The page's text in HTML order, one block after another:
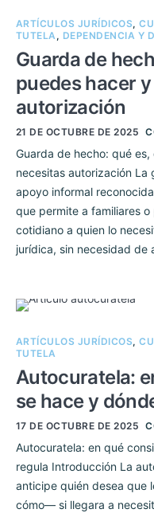
ARTÍCULOS JURÍDICOS,
TUTELA, DEPENDENCIA Y
Guarda de
puedes hacer
autorización
21 DE OCTUBRE DE 2025
Guarda de hecho: qué
necesitas autorización La
apoyo informal
que permite a familiares
cotidiano a quien lo
jurídica, sin necesidad de
ARTÍCULOS JURÍDICOS,
TUTELA
Autocuratela:
se hace y
17 DE OCTUBRE DE 2025
Autocuratela: en qué
regula Introducción La
anticipe quién desea
cómo— si llegara a